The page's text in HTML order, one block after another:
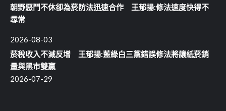
朝野惡鬥不休卻為菸防法迅速合作 王郁揚:修法速度快得不
尋常
2026-08-03
菸稅收入不減反增 王郁揚:藍綠白三黨錯誤修法將讓紙菸銷
量與黑市雙贏
2026-07-29